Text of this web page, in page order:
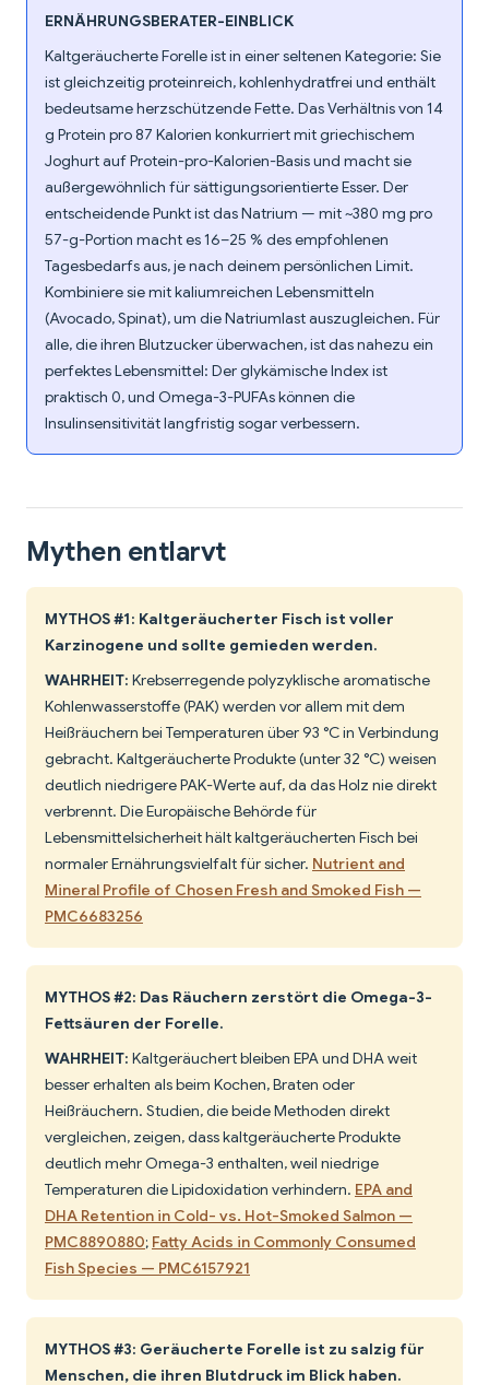
ERNÄHRUNGSBERATER-EINBLICK
Kaltgeräucherte Forelle ist in einer seltenen Kategorie: Sie
ist gleichzeitig proteinreich, kohlenhydratfrei und enthält
bedeutsame herzschützende Fette. Das Verhältnis von 14
g Protein pro 87 Kalorien konkurriert mit griechischem
Joghurt auf Protein-pro-Kalorien-Basis und macht sie
außergewöhnlich für sättigungsorientierte Esser. Der
entscheidende Punkt ist das Natrium — mit ~380 mg pro
57-g-Portion macht es 16–25 % des empfohlenen
Tagesbedarfs aus, je nach deinem persönlichen Limit.
Kombiniere sie mit kaliumreichen Lebensmitteln
(Avocado, Spinat), um die Natriumlast auszugleichen. Für
alle, die ihren Blutzucker überwachen, ist das nahezu ein
perfektes Lebensmittel: Der glykämische Index ist
praktisch 0, und Omega-3-PUFAs können die
Insulinsensitivität langfristig sogar verbessern.
Mythen entlarvt
MYTHOS #1: Kaltgeräucherter Fisch ist voller
Karzinogene und sollte gemieden werden.
WAHRHEIT: Krebserregende polyzyklische aromatische
Kohlenwasserstoffe (PAK) werden vor allem mit dem
Heißräuchern bei Temperaturen über 93 °C in Verbindung
gebracht. Kaltgeräucherte Produkte (unter 32 °C) weisen
deutlich niedrigere PAK-Werte auf, da das Holz nie direkt
verbrennt. Die Europäische Behörde für
Lebensmittelsicherheit hält kaltgeräucherten Fisch bei
normaler Ernährungsvielfalt für sicher. Nutrient and
Mineral Profile of Chosen Fresh and Smoked Fish —
PMC6683256
MYTHOS #2: Das Räuchern zerstört die Omega-3-
Fettsäuren der Forelle.
WAHRHEIT: Kaltgeräuchert bleiben EPA und DHA weit
besser erhalten als beim Kochen, Braten oder
Heißräuchern. Studien, die beide Methoden direkt
vergleichen, zeigen, dass kaltgeräucherte Produkte
deutlich mehr Omega-3 enthalten, weil niedrige
Temperaturen die Lipidoxidation verhindern. EPA and
DHA Retention in Cold- vs. Hot-Smoked Salmon —
PMC8890880; Fatty Acids in Commonly Consumed
Fish Species — PMC6157921
MYTHOS #3: Geräucherte Forelle ist zu salzig für
Menschen, die ihren Blutdruck im Blick haben.